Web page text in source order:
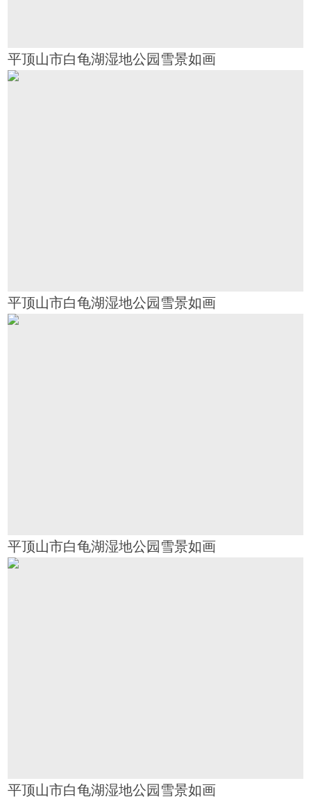
平顶山市白龟湖湿地公园雪景如画
平顶山市白龟湖湿地公园雪景如画
平顶山市白龟湖湿地公园雪景如画
平顶山市白龟湖湿地公园雪景如画